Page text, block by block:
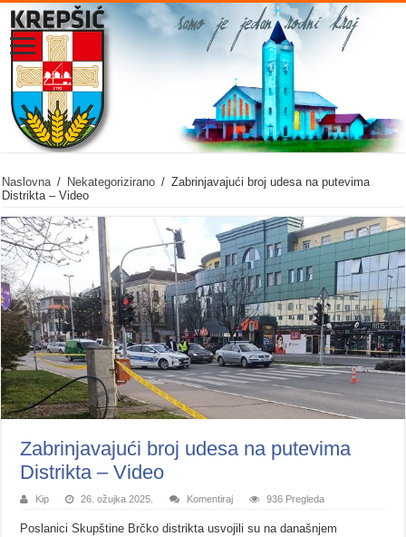
Naslovna / Nekategorizirano / Zabrinjavajući broj udesa na putevima
Distrikta – Video
Zabrinjavajući broj udesa na putevima
Distrikta – Video
Kip 26. ožujka 2025. Komentiraj 936 Pregleda
Poslanici Skupštine Brčko distrikta usvojili su na današnjem